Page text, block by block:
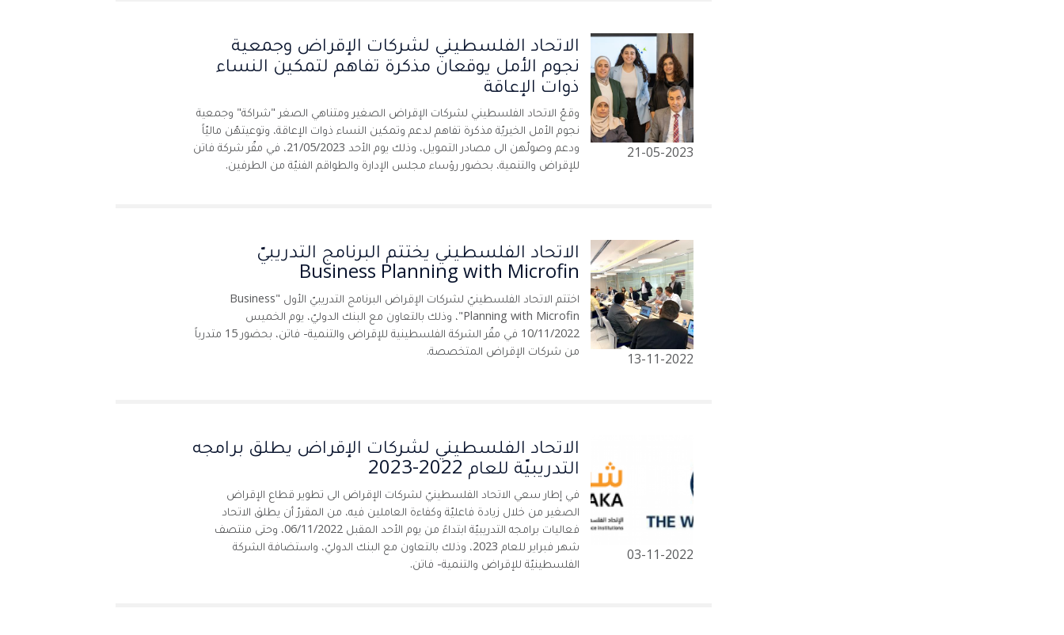
21-05-2023
الاتحاد الفلسطيني لشركات الإقراض وجمعية
نجوم الأمل يوقعان مذكرة تفاهم لتمكين النساء
ذوات الإعاقة
وقعّ الاتحاد الفلسطيني لشركات الإقراض الصغير ومتناهي الصغر "شراكة" وجمعية
نجوم الأمل الخيريّة مذكرة تفاهم لدعم وتمكين النساء ذوات الإعاقة، وتوعيتهّن ماليّاً
ودعم وصولّهن الى مصادر التمويل، وذلك يوم الأحد 21/05/2023، في مقّر شركة فاتن
للإقراض والتنمية، بحضور رؤساء مجلس الإدارة والطواقم الفنيّة من الطرفين.
13-11-2022
الاتحاد الفلسطيني يختتم البرنامج التدريبيّ
Business Planning with Microfin
اختتم الاتحاد الفلسطينيّ لشركات الإقراض البرنامج التدريبيّ الأول "Business
Planning with Microfin"، وذلك بالتعاون مع البنك الدوليّ، يوم الخميس
10/11/2022 في مقّر الشركة الفلسطينية للإقراض والتنمية- فاتن، بحضور 15 متدرباً
من شركات الإقراض المتخصصة.
03-11-2022
الاتحاد الفلسطيني لشركات الإقراض يطلق برامجه
التدريبيّة للعام 2022-2023
في إطار سعي الاتحاد الفلسطينيّ لشركات الإقراض الى تطوير قطاع الإقراض
الصغير من خلال زيادة فاعليّة وكفاءة العاملين فيه، من المقررّ أن يطلق الاتحاد
فعاليات برامجه التدريبيّة ابتداءً من يوم الأحد المقبل 06/11/2022، وحتى منتصف
شهر فبراير للعام 2023، وذلك بالتعاون مع البنك الدوليّ، واستضافة الشركة
الفلسطينيّة للإقراض والتنمية- فاتن.